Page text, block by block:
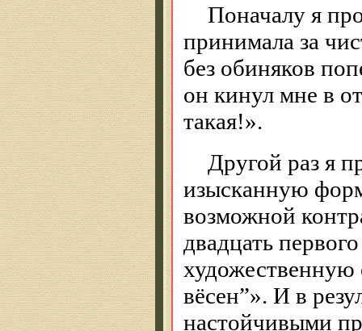
Поначалу я
принимала за
без обиняков
он кинул мне в
такая!».
Другой раз я
изысканную
возможной
двадцать
вёсен”». И в
настойчивыми